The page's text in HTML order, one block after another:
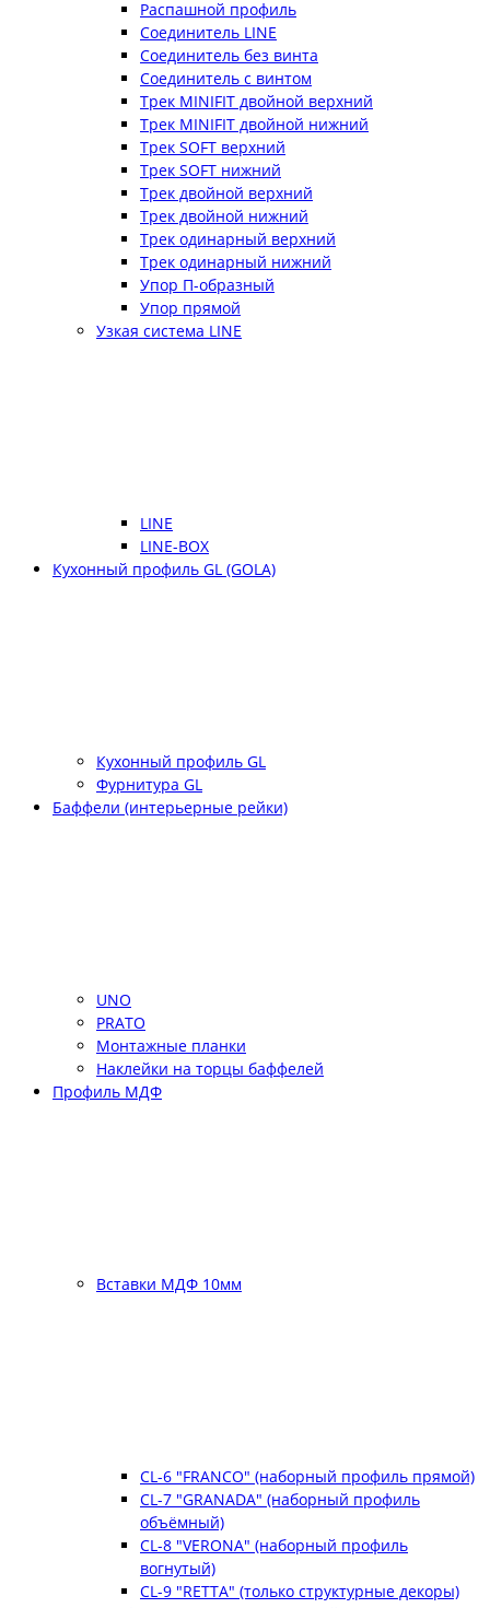
Распашной профиль
Соединитель LINE
Соединитель без винта
Соединитель с винтом
Трек MINIFIT двойной верхний
Трек MINIFIT двойной нижний
Трек SOFT верхний
Трек SOFT нижний
Трек двойной верхний
Трек двойной нижний
Трек одинарный верхний
Трек одинарный нижний
Упор П-образный
Упор прямой
Узкая система LINE
LINE
LINE-BOX
Кухонный профиль GL (GOLA)
Кухонный профиль GL
Фурнитура GL
Баффели (интерьерные рейки)
UNO
PRATO
Монтажные планки
Наклейки на торцы баффелей
Профиль МДФ
Вставки МДФ 10мм
CL-6 "FRANCO" (наборный профиль прямой)
CL-7 "GRANADA" (наборный профиль
объёмный)
CL-8 "VERONA" (наборный профиль
вогнутый)
CL-9 "RETTA" (только структурные декоры)